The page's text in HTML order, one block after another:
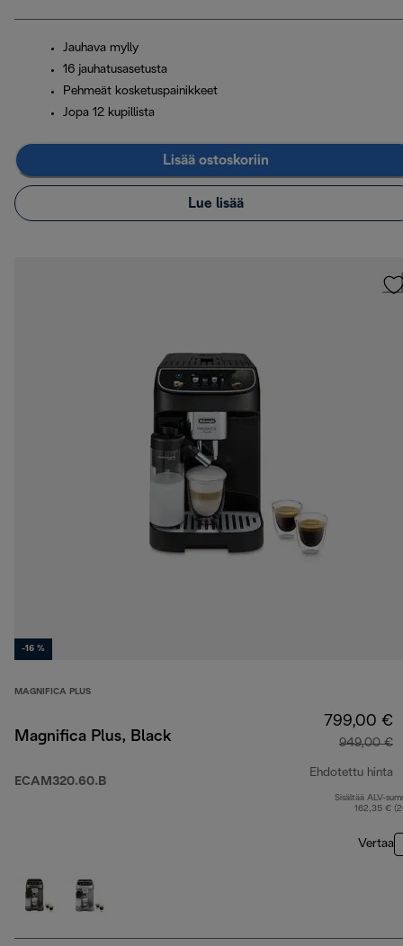
Jauhava mylly
16 jauhatusasetusta
Pehmeät kosketuspainikkeet
Jopa 12 kupillista
Lisää ostoskoriin
Lue lisää
-16 %
MAGNIFICA PLUS
Magnifica Plus, Black
ECAM320.60.B
799,00 €
949,00 €
Ehdotettu hinta
Sisältää ALV-
162,35 €
Vertaa